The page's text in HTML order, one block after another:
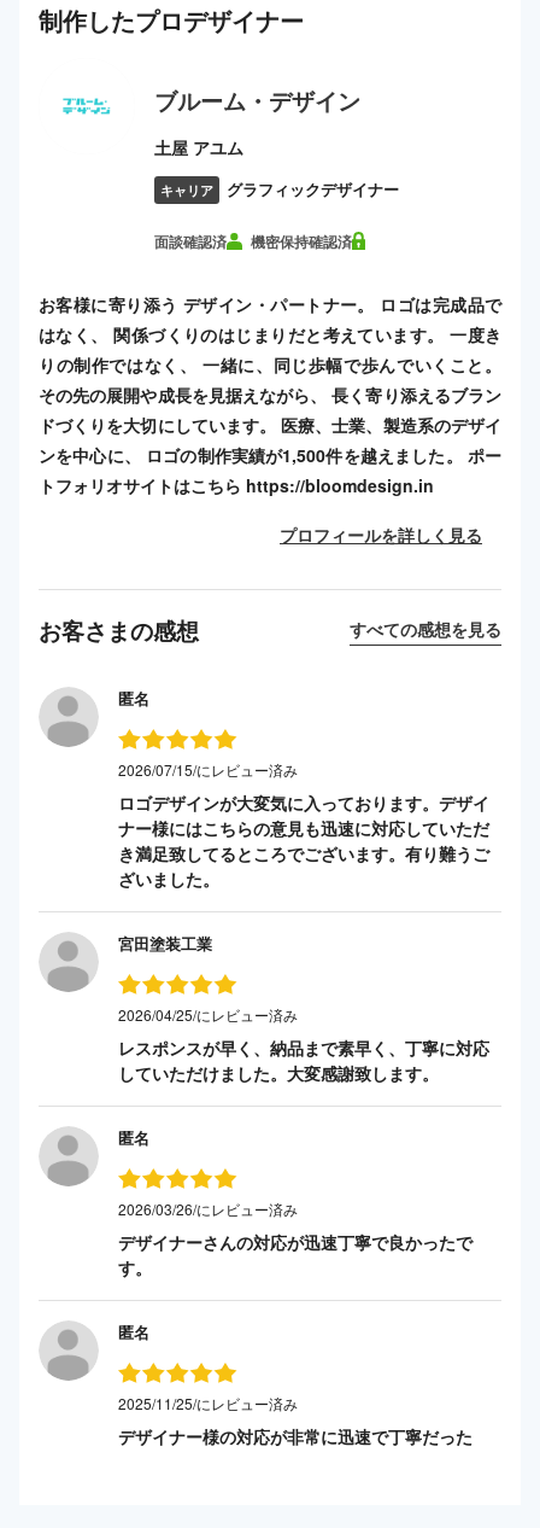
制作したプロデザイナー
ブルーム・デザイン
土屋 アユム
キャリア グラフィックデザイナー
面談確認済 機密保持確認済
お客様に寄り添う デザイン・パートナー。 ロゴは完成品で
はなく、 関係づくりのはじまりだと考えています。 一度き
りの制作ではなく、 一緒に、同じ歩幅で歩んでいくこと。
その先の展開や成長を見据えながら、 長く寄り添えるブラン
ドづくりを大切にしています。 医療、士業、製造系のデザイ
ンを中心に、 ロゴの制作実績が1,500件を越えました。 ポー
トフォリオサイトはこちら https://bloomdesign.in
プロフィールを詳しく見る
お客さまの感想 すべての感想を見る
匿名
2026/07/15/にレビュー済み
ロゴデザインが大変気に入っております。デザイ
ナー様にはこちらの意見も迅速に対応していただ
き満足致してるところでございます。有り難うご
ざいました。
宮田塗装工業
2026/04/25/にレビュー済み
レスポンスが早く、納品まで素早く、丁寧に対応
していただけました。大変感謝致します。
匿名
2026/03/26/にレビュー済み
デザイナーさんの対応が迅速丁寧で良かったで
す。
匿名
2025/11/25/にレビュー済み
デザイナー様の対応が非常に迅速で丁寧だった